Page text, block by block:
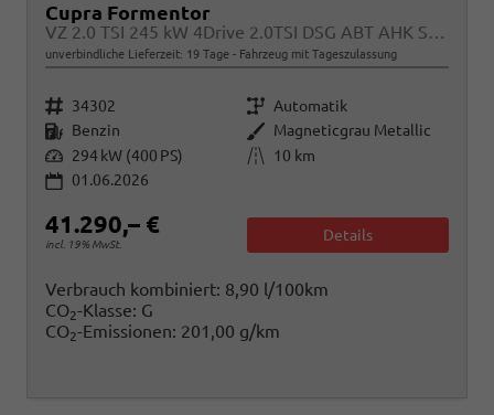
Cupra Formentor
VZ 2.0 TSI 245 kW 4Drive 2.0TSI DSG ABT AHK Sound
unverbindliche Lieferzeit: 19 Tage Fahrzeug mit Tageszulassung
Fahrzeugnr. 34302 Getriebe Automatik
Kraftstoff Benzin Außenfarbe Magneticgrau Metallic
Leistung 294 kW (400 PS) Kilometerstand
10 km
01.06.2026
41.290,– €
incl. 19% MwSt.
Details
Verbrauch kombiniert: 8,90 l/100km
CO2-Klasse: G
CO2-Emissionen: 201,00 g/km